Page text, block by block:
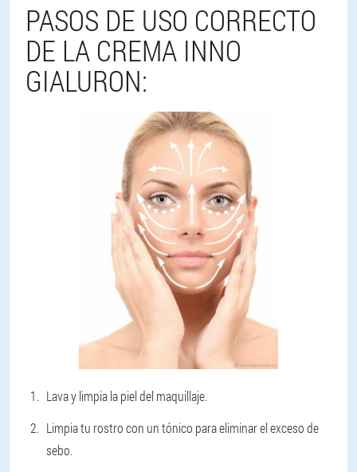
PASOS DE USO CORRECTO
DE LA CREMA INNO
GIALURON:
Lava y limpia la piel del maquillaje.
Limpia tu rostro con un tónico para eliminar el exceso de
sebo.